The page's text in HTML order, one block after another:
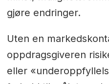
gjøre endringer.
Uten en
oppdragsgiveren
eller